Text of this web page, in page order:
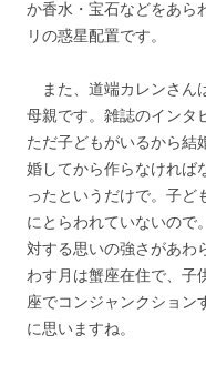
か香水・宝石などをあら
リの惑星配置です。
また、道端カレンさん
母親です。雑誌のインタ
ただ子どもがいるから結
婚してから作らなければ
ったというだけで。子ど
にとらわれていないので
対する思いの強さがあわ
わす月は蟹座在住で、子
座でコンジャンクション
に思いますね。